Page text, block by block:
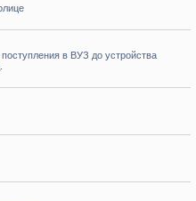
в ВУЗ до устройства